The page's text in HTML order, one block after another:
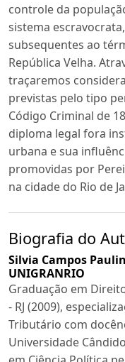
controle da
sistema
subsequentes ao
República Velha.
traçaremos
previstas pelo tipo
Código Criminal de
diploma legal fora
urbana e sua
promovidas por
na cidade do Rio de
Biografia do
Silvia Campos
UNIGRANRIO
Graduação em
- RJ (2009),
Tributário com
Universidade